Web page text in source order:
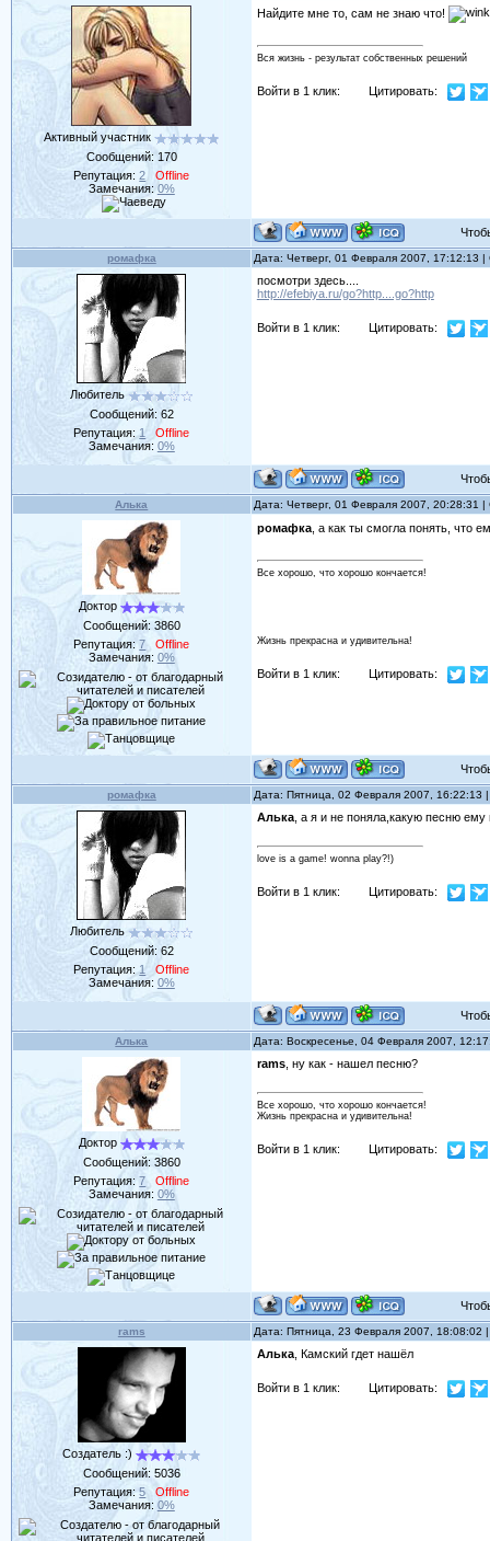
Активный участник
Сообщений: 170
Репутация:2
Offline
Замечания: 0%
Найдите мне то, сам не знаю что!
Вся жизнь - результат собственных решений
Войти в 1 клик: Цитировать:
ромафка Дата: Четверг, 01 Февраля 2007, 17:12:13
Любитель
Сообщений: 62
Репутация: 1
Offline
Замечания: 0%
посмотри здесь....
http://efebiya.ru/go?http....go?http
Войти в 1 клик: Цитировать:
Алька Дата: Четверг, 01 Февраля 2007, 20:28:31
Доктор
Сообщений: 3860
Репутация:7
Offline
Замечания: 0%
ромафка, а как ты смогла понять, что
Все хорошо, что хорошо кончается!
Жизнь прекрасна и удивительна!
Войти в 1 клик: Цитировать:
ромафка Дата: Пятница, 02 Февраля 2007,
Любитель
Сообщений: 62
Репутация: 1
Offline
Замечания: 0%
Алька, а я и не поняла,какую песню ему
love is a game! wonna play?!)
Войти в 1 клик: Цитировать:
Алька Дата: Воскресенье, 04 Февраля 2007,
Доктор
Сообщений: 3860
Репутация:7
Offline
Замечания: 0%
rams, ну как - нашел песню?
Все хорошо, что хорошо кончается!
Жизнь прекрасна и удивительна!
Войти в 1 клик: Цитировать:
rams Дата: Пятница, 23 Февраля 2007,
Создатель :)
Сообщений: 5036
Репутация:5
Offline
Замечания: 0%
Алька, Камский гдет нашёл
Войти в 1 клик: Цитировать: